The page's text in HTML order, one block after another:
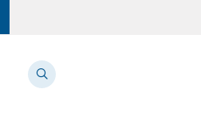
Menü
Suche